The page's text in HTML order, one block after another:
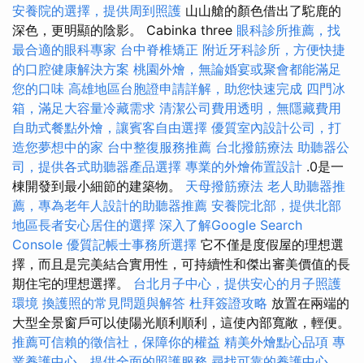
安養院的選擇，提供周到照護 山山艙的顏色借出了駝鹿的
深色，更明顯的陰影。 Cabinka three 眼科診所推薦，找
最合適的眼科專家 台中脊椎矯正 附近牙科診所，方便快捷
的口腔健康解決方案 桃園外燴，無論婚宴或聚會都能滿足
您的口味 高雄地區台胞證申請詳解，助您快速完成 四門冰
箱，滿足大容量冷藏需求 清潔公司費用透明，無隱藏費用
自助式餐點外燴，讓賓客自由選擇 優質室內設計公司，打
造您夢想中的家 台中整復服務推薦 台北撥筋療法 助聽器公
司，提供各式助聽器產品選擇 專業的外燴佈置設計 .0是一
棟開發到最小細節的建築物。 天母撥筋療法 老人助聽器推
薦，專為老年人設計的助聽器推薦 安養院北部，提供北部
地區長者安心居住的選擇 深入了解Google Search
Console 優質記帳士事務所選擇 它不僅是度假屋的理想選
擇，而且是完美結合實用性，可持續性和傑出審美價值的長
期住宅的理想選擇。 台北月子中心，提供安心的月子照護
環境 換護照的常見問題與解答 杜拜簽證攻略 放置在兩端的
大型全景窗戶可以使陽光順利順利，這使內部寬敞，輕便。
推薦可信賴的徵信社，保障你的權益 精美外燴點心品項 專